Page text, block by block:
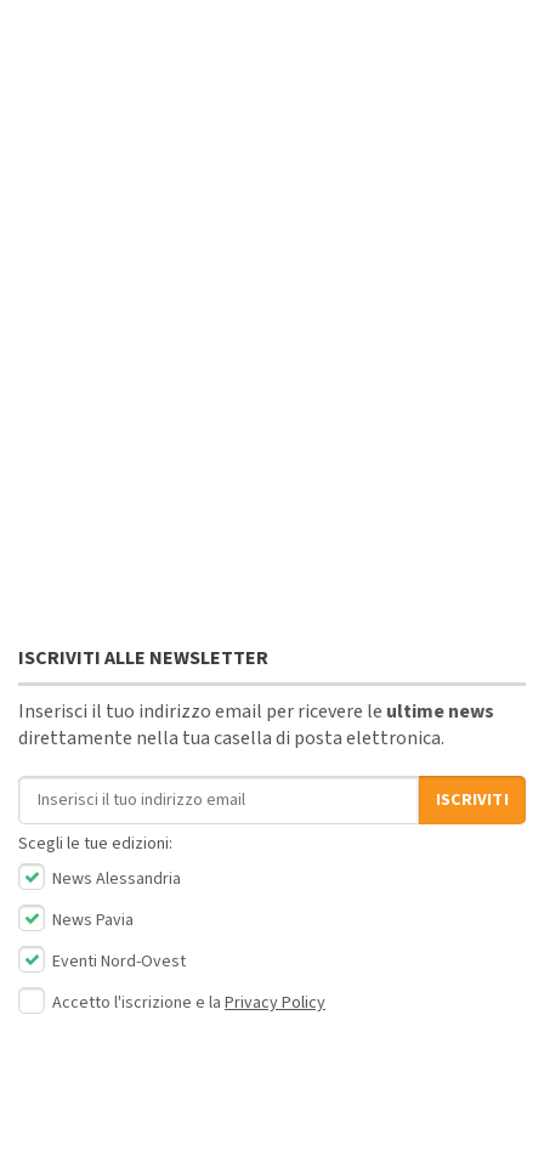
ISCRIVITI ALLE NEWSLETTER
Inserisci il tuo indirizzo email per ricevere le ultime news
direttamente nella tua casella di posta elettronica.
Indirizzo email
ISCRIVITI
Scegli le tue edizioni:
News Alessandria
News Pavia
Eventi Nord-Ovest
Accetto l'iscrizione e la Privacy Policy